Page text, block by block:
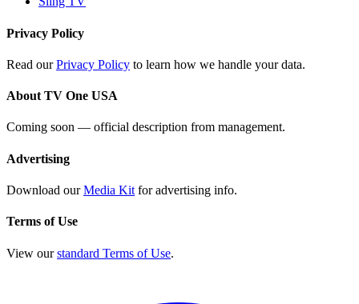
Privacy Policy
Read ourPrivacy Policy to learn how we handle your data.
About TV One USA
Coming soon — official description from management.
Advertising
Download ourMedia Kit for advertising info.
Terms of Use
View ourstandard Terms of Use.